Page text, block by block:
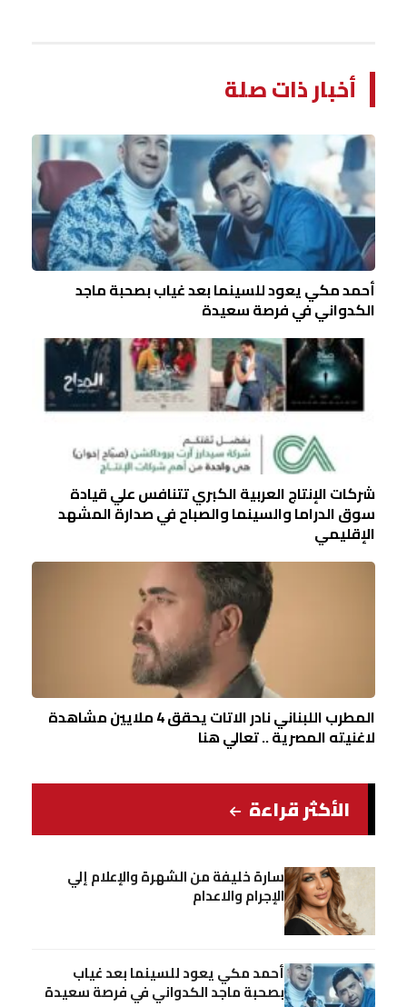
أخبار ذات صلة
أحمد مكي يعود للسينما بعد غياب بصحبة ماجد
الكدواني في فرصة سعيدة
شركات الإنتاج العربية الكبري تتنافس علي قيادة
سوق الدراما والسينما والصباح في صدارة المشهد
الإقليمي
المطرب اللبناني نادر الاتات يحقق 4 ملايين مشاهدة
لاغنيته المصرية .. تعالي هنا
الأكثر قراءة
سارة خليفة من الشهرة والإعلام إلي
الإجرام والاعدام
أحمد مكي يعود للسينما بعد غياب
بصحبة ماجد الكدواني في فرصة سعيدة